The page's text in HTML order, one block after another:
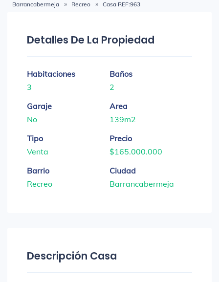
Barrancabermeja Recreo Casa REF:963
Detalles De La Propiedad
Habitaciones
3
Baños
2
Garaje
No
Area
139m2
Tipo
Venta
Precio
$165.000.000
Barrio
Recreo
Ciudad
Barrancabermeja
Descripción Casa